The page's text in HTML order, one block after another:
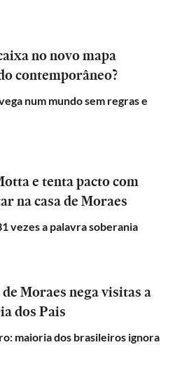
no novo mapa
contemporâneo?
num mundo sem regras e
e tenta pacto com
na casa de Moraes
vezes a palavra soberania
Moraes nega visitas a
dos Pais
maioria dos brasileiros ignora